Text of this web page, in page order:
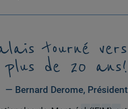
tourné vers
plus de 20 ans!
— Bernard Derome, Président